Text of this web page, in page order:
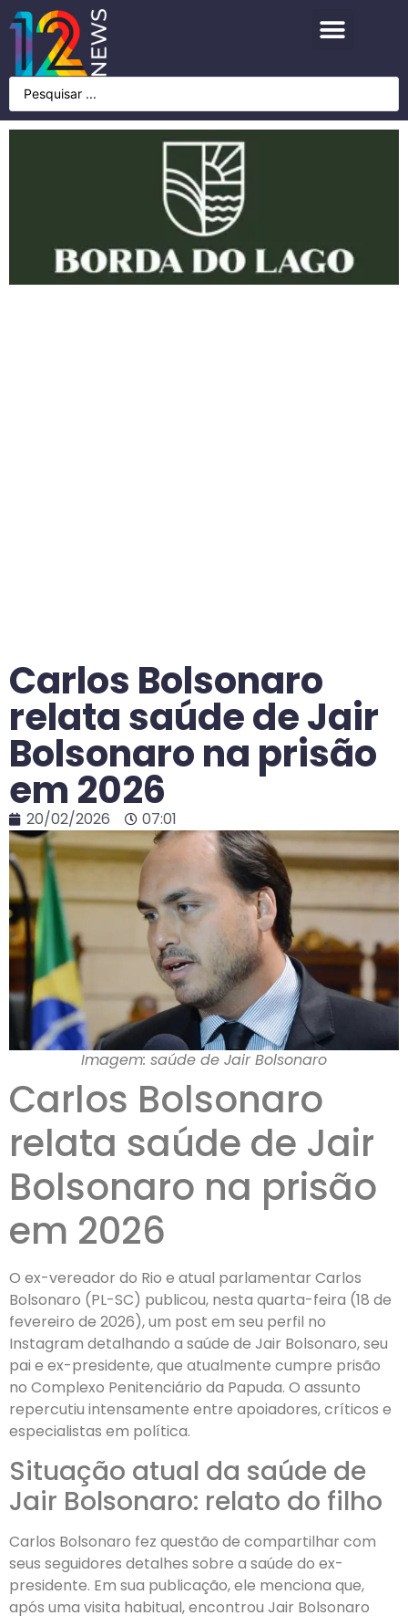
Carlos Bolsonaro
relata saúde de Jair
Bolsonaro na prisão
em 2026
20/02/2026 07:01
Imagem: saúde de Jair Bolsonaro
Carlos Bolsonaro
relata saúde de Jair
Bolsonaro na prisão
em 2026
O ex-vereador do Rio e atual parlamentar Carlos
Bolsonaro (PL-SC) publicou, nesta quarta-feira (18 de
fevereiro de 2026), um post em seu perfil no
Instagram detalhando a saúde de Jair Bolsonaro, seu
pai e ex-presidente, que atualmente cumpre prisão
no Complexo Penitenciário da Papuda. O assunto
repercutiu intensamente entre apoiadores, críticos e
especialistas em política.
Situação atual da saúde de
Jair Bolsonaro: relato do filho
Carlos Bolsonaro fez questão de compartilhar com
seus seguidores detalhes sobre a saúde do ex-
presidente. Em sua publicação, ele menciona que,
após uma visita habitual, encontrou Jair Bolsonaro